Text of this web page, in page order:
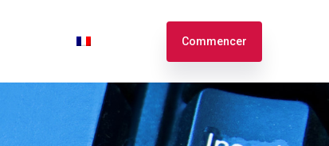
English
Español
Commencer